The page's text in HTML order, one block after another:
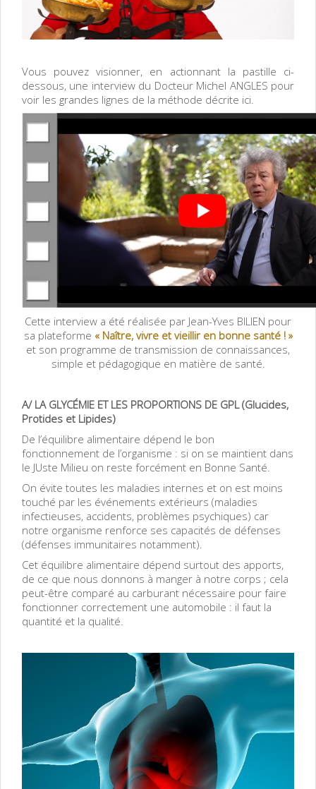
Vous pouvez visionner, en actionnant la pastille ci-
dessous, une interview du Docteur Michel ANGLES pour
voir les grandes lignes de la méthode décrite ici.
Cette interview a été réalisée par Jean-Yves BILIEN pour
sa plateforme « Naître, vivre et vieillir en bonne santé ! »
et son programme de transmission de connaissances,
simple et pédagogique en matière de santé.
A/ LA GLYCÉMIE ET LES PROPORTIONS DE GPL (Glucides,
Protides et Lipides)
De l’équilibre alimentaire dépend le bon
fonctionnement de l’organisme : si on se maintient dans
le JUste Milieu on reste forcément en Bonne Santé.
On évite toutes les maladies internes et on est moins
touché par les événements extérieurs (maladies
infectieuses, accidents, problèmes psychiques) car
notre organisme renforce ses capacités de défenses
(défenses immunitaires notamment).
Cet équilibre alimentaire dépend surtout des apports,
de ce que nous donnons à manger à notre corps ; cela
peut-être comparé au carburant nécessaire pour faire
fonctionner correctement une automobile : il faut la
quantité et la qualité.